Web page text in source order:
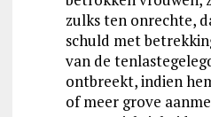
zulks ten onrechte,
schuld met
van de
ontbreekt, indien
of meer grove